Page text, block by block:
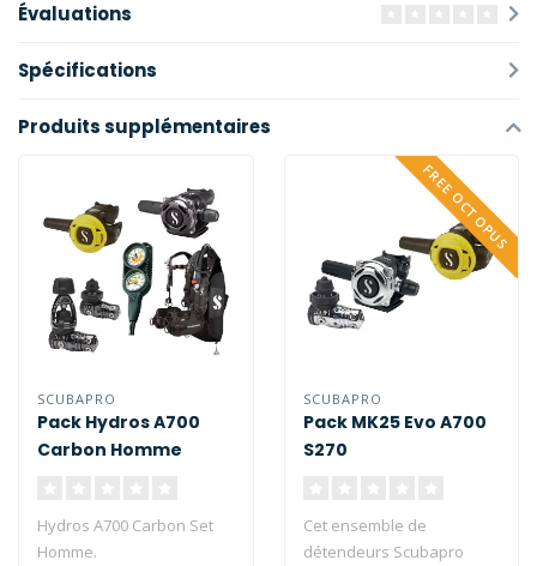
Évaluations
Spécifications
Produits supplémentaires
SCUBAPRO
Pack Hydros A700
Carbon Homme
Hydros A700 Carbon Set
Homme.
FREE OCTOPUS
SCUBAPRO
Pack MK25 Evo A700
S270
Cet ensemble de
détendeurs Scubapro